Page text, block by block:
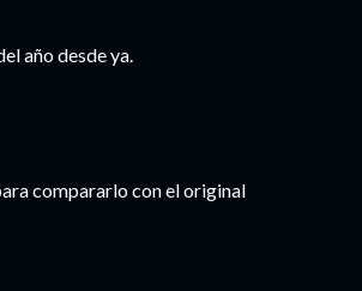
año desde ya.
compararlo con el original